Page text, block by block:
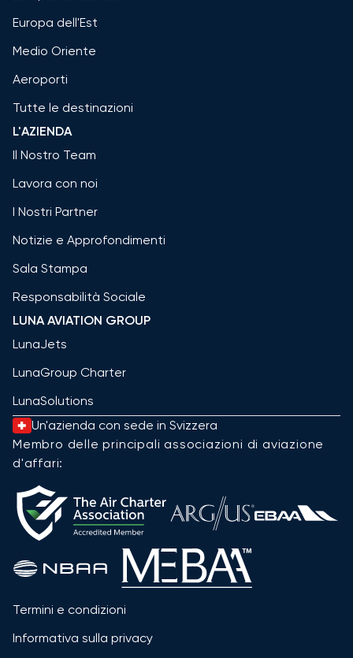
Europa dell'Est
Medio Oriente
Aeroporti
Tutte le destinazioni
L'AZIENDA
Il Nostro Team
Lavora con noi
I Nostri Partner
Notizie e Approfondimenti
Sala Stampa
Responsabilità Sociale
LUNA AVIATION GROUP
LunaJets
LunaGroup Charter
LunaSolutions
Un'azienda con sede in Svizzera
Membro delle principali associazioni di aviazione
d'affari:
Termini e condizioni
Informativa sulla privacy